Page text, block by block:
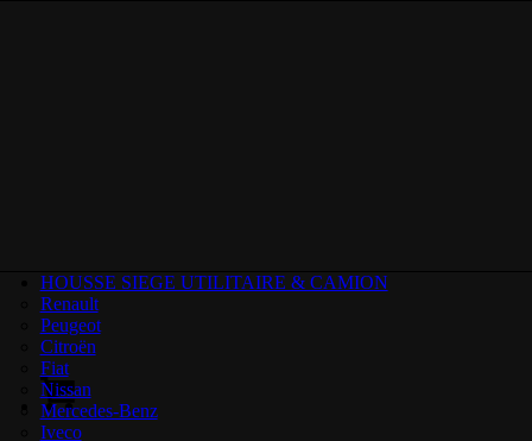
HOUSSE SIEGE UTILITAIRE & CAMION
Renault
Peugeot
Citroën
Fiat
Nissan
Mercedes-Benz
Iveco